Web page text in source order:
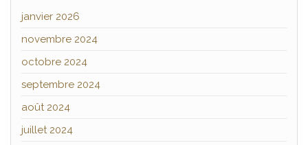
janvier 2026
novembre 2024
octobre 2024
septembre 2024
août 2024
juillet 2024